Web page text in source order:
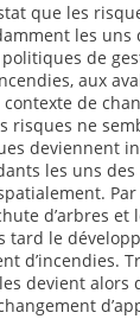
que les
les uns
de
aux
de
risques ne
deviennent
les uns
Par
d’arbres et
tard le
d’incendies.
devient alors